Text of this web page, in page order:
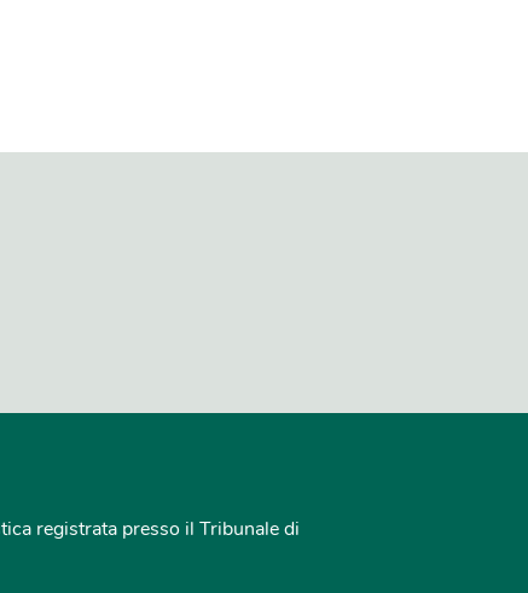
registrata presso il Tribunale di